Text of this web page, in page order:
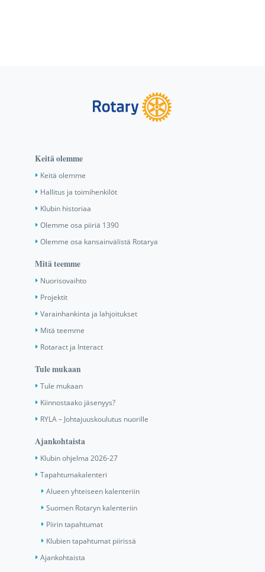
Keitä olemme
Keitä olemme
Hallitus ja toimihenkilöt
Klubin historiaa
Olemme osa piiriä 1390
Olemme osa kansainvälistä Rotarya
Mitä teemme
Nuorisovaihto
Projektit
Varainhankinta ja lahjoitukset
Mitä teemme
Rotaract ja Interact
Tule mukaan
Tule mukaan
Kiinnostaako jäsenyys?
RYLA – Johtajuuskoulutus nuorille
Ajankohtaista
Klubin ohjelma 2026-27
Tapahtumakalenteri
Alueen yhteiseen kalenteriin
Suomen Rotaryn kalenteriin
Piirin tapahtumat
Klubien tapahtumat piirissä
Ajankohtaista